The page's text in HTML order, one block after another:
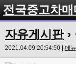
전국중고차
자유게시판›
2021.04.09 20:54:50 | 메